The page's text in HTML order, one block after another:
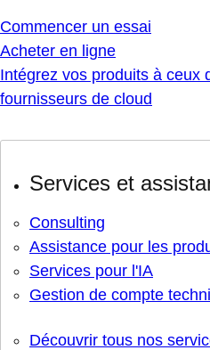
Commencer un essai
Acheter en ligne
Intégrez vos produits à ceux
fournisseurs de cloud
Services et
Consulting
Assistance pour les
Services pour l'IA
Gestion de compte
Découvrir tous nos